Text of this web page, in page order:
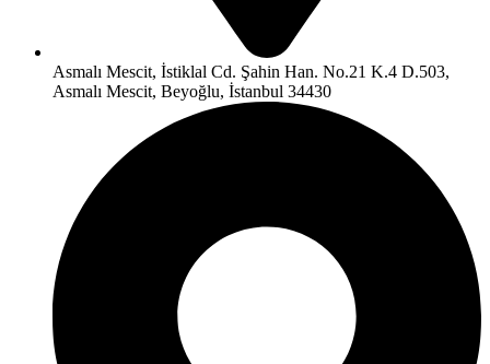
Asmalı Mescit, İstiklal Cd. Şahin Han. No.21 K.4 D.503,
Asmalı Mescit, Beyoğlu, İstanbul 34430